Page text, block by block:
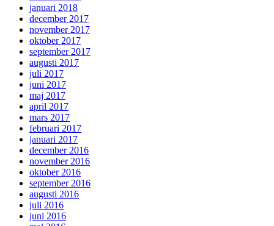
januari 2018
december 2017
november 2017
oktober 2017
september 2017
augusti 2017
juli 2017
juni 2017
maj 2017
april 2017
mars 2017
februari 2017
januari 2017
december 2016
november 2016
oktober 2016
september 2016
augusti 2016
juli 2016
juni 2016